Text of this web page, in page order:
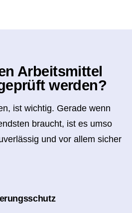
Arbeitsmittel
werden?
ist wichtig. Gerade wenn
braucht, ist es umso
und vor allem sicher